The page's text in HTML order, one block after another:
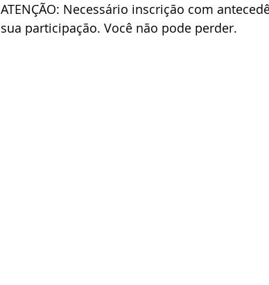
ATENÇÃO: Necessário inscrição com
sua participação. Você não pode perder.